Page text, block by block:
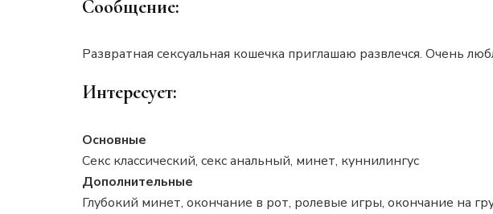
Сообщение:
Развратная сексуальная кошечка приглашаю развлечся. Очень
Интересует:
Основные
Секс классический, секс анальный, минет, куннилингус
Дополнительные
Глубокий минет, окончание в рот, ролевые игры, окончание на